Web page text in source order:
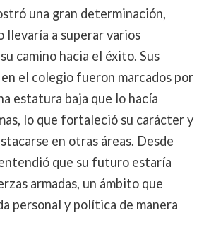
una gran determinación,
llevaría a superar varios
camino hacia el éxito. Sus
el colegio fueron marcados por
estatura baja que lo hacía
lo que fortaleció su carácter y
en otras áreas. Desde
que su futuro estaría
armadas, un ámbito que
personal y política de manera